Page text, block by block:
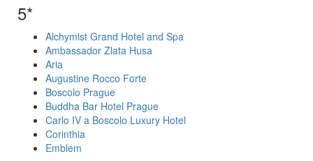
5*
Alchymist Grand Hotel and Spa
Ambassador Zlata Husa
Aria
Augustine Rocco Forte
Boscolo Prague
Buddha Bar Hotel Prague
Carlo IV a Boscolo Luxury Hotel
Corinthia
Emblem